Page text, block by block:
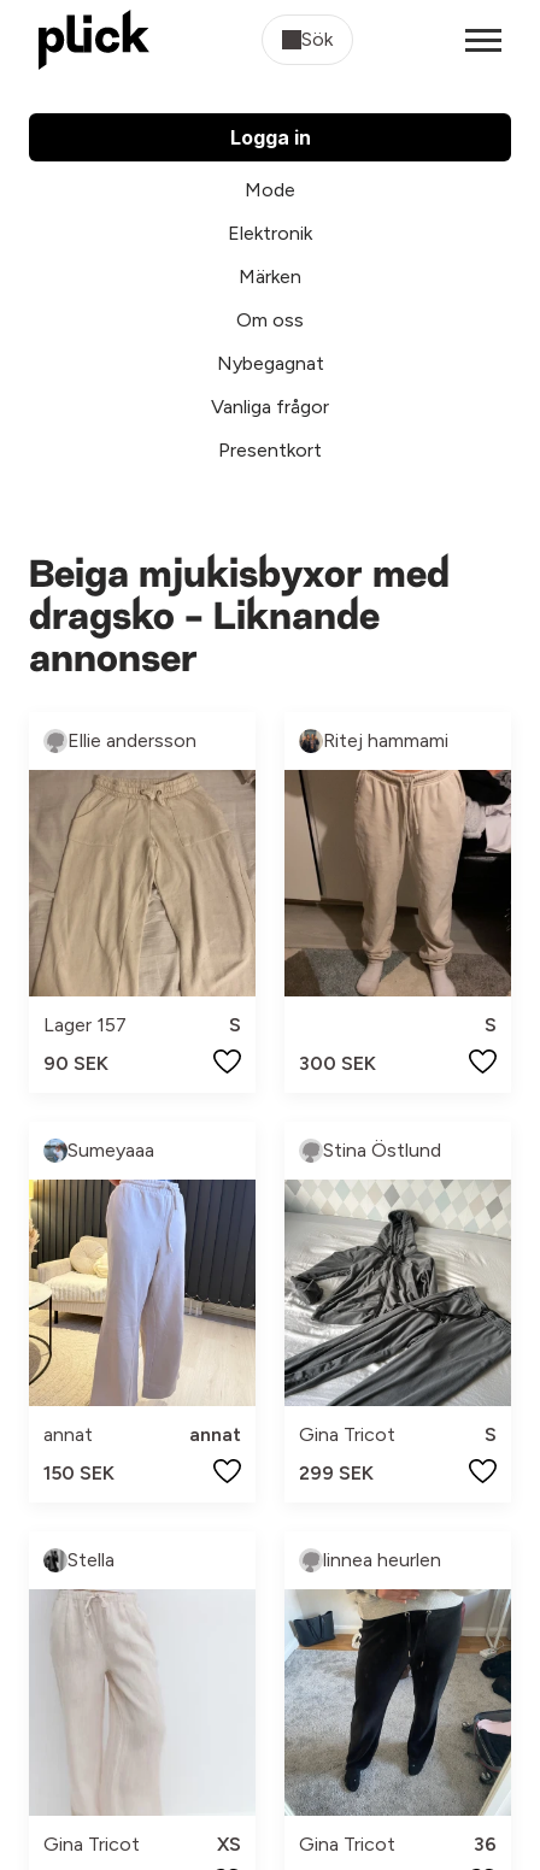
Sök
Logga in
Mode
Elektronik
Märken
Om oss
Nybegagnat
Vanliga frågor
Presentkort
Beiga mjukisbyxor med
dragsko - Liknande
annonser
Ellie andersson
Lager 157
S
90 SEK
Ritej hammami
S
300 SEK
Sumeyaaa
annat
annat
150 SEK
Stina Östlund
Gina Tricot
S
299 SEK
Stella
Gina Tricot
XS
linnea heurlen
Gina Tricot
36